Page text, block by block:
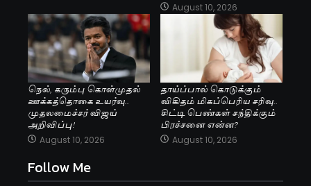
August 10, 2026
நெல், கரும்பு கொள்முதல்
ஊக்கத்தொகை உயர்வு..
முதலமைச்சர் விஜய்
அறிவிப்பு!
August 10, 2026
தாய்ப்பால் கொடுக்கும்
விகிதம் மிகப்பெரிய சரிவு..
சிட்டி பெண்கள் சந்திக்கும்
பிரச்சனை என்ன?
August 10, 2026
Follow Me